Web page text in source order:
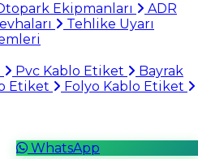
Ekipmanları
ADR
Tehlike Uyarı
Pvc Kablo Etiket
Bayrak
Etiket
Folyo Kablo Etiket
WhatsApp